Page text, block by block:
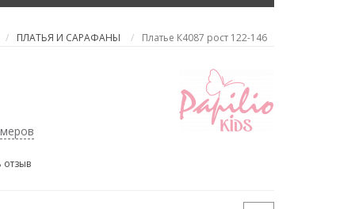
ПЛАТЬЯ И САРАФАНЫ Платье К4087 рост 122-146
отзыв